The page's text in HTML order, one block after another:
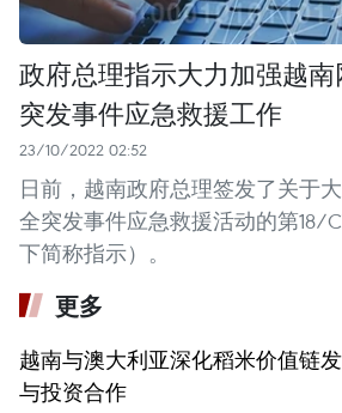
政府总理指示大力加强越
突发事件应急救援工作
23/10/2022 02:52
日前，越南政府总理签发了关于
全突发事件应急救援活动的第18/
下简称指示）。
更多
越南与澳大利亚深化稻米价值链
与投资合作